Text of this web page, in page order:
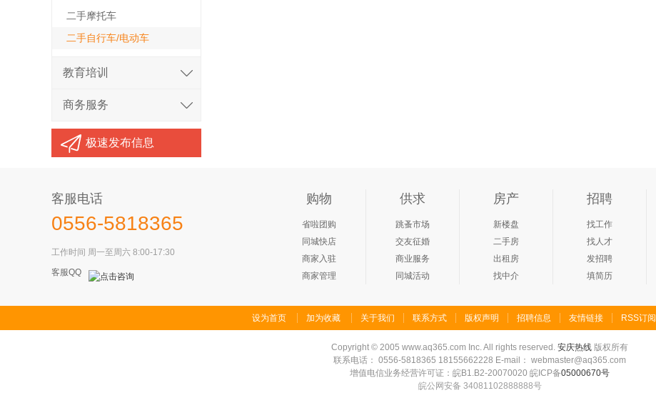
二手摩托车
二手自行车/电动车
教育培训
商务服务
极速发布信息
客服电话
0556-5818365
工作时间 周一至周六 8:00-17:30
客服QQ
购物
省啦团购
同城快店
商家入驻
商家管理
供求
跳蚤市场
交友征婚
商业服务
同城活动
房产
新楼盘
二手房
出租房
找中介
招聘
找工作
找人才
发招聘
填简历
设为首页 加为收藏 关于我们 联系方式 版权声明 招聘信息 友情链接 RSS订阅
Copyright © 2005 www.aq365.com Inc. All rights reserved. 安庆热线 版权所有
联系电话： 0556-5818365 18155662228 E-mail： webmaster@aq365.com
增值电信业务经营许可证：皖B1.B2-20070020 皖ICP备05000670号
皖公网安备 34081102888888号